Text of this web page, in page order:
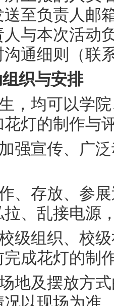
送至负责人邮
与本次活动
通细则（联
组织与安排
，均可以学
灯的制作与
强宣传、广
、存放、参
拉、乱接电源
级组织、校
完成花灯的制
地及摆放方